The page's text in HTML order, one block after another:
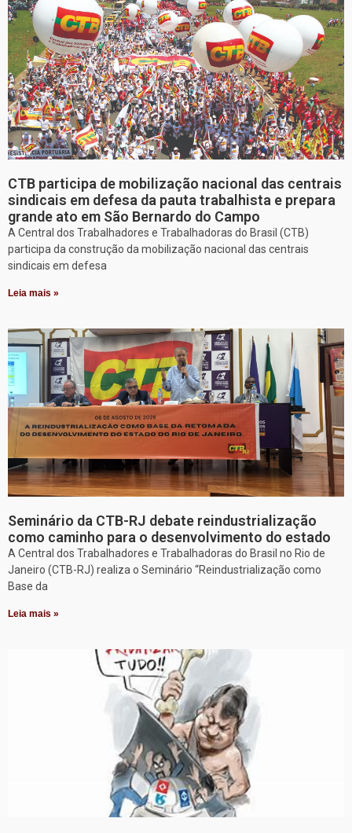
CTB participa de mobilização nacional das centrais
sindicais em defesa da pauta trabalhista e prepara
grande ato em São Bernardo do Campo
A Central dos Trabalhadores e Trabalhadoras do Brasil (CTB)
participa da construção da mobilização nacional das centrais
sindicais em defesa
Leia mais »
Seminário da CTB-RJ debate reindustrialização
como caminho para o desenvolvimento do estado
A Central dos Trabalhadores e Trabalhadoras do Brasil no Rio de
Janeiro (CTB-RJ) realiza o Seminário “Reindustrialização como
Base da
Leia mais »